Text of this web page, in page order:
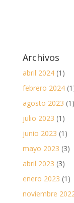
Archivos
abril 2024(1)
febrero 2024
agosto 2023 (1)
julio 2023 (1)
junio 2023 (1)
mayo 2023 (3)
abril 2023 (3)
enero 2023 (1)
noviembre